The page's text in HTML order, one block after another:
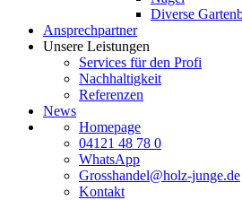
Diverse
Ansprechpartner
Unsere Leistungen
Services für den Profi
Nachhaltigkeit
Referenzen
News
Homepage
04121 48 78 0
WhatsApp
Grosshandel@holz-junge.de
Kontakt